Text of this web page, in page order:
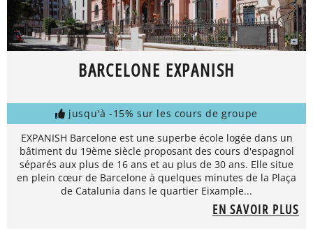
BARCELONE EXPANISH
jusqu'à -15% sur les cours de groupe
EXPANISH Barcelone est une superbe école logée dans un
bâtiment du 19ème siècle proposant des cours d'espagnol
séparés aux plus de 16 ans et au plus de 30 ans. Elle situe
en plein cœur de Barcelone à quelques minutes de la Plaça
de Catalunia dans le quartier Eixample...
EN SAVOIR PLUS